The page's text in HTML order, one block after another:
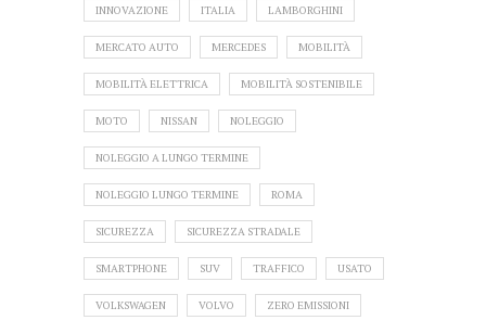
INNOVAZIONE ITALIA LAMBORGHINI
MERCATO AUTO MERCEDES MOBILITÀ
MOBILITÀ ELETTRICA MOBILITÀ SOSTENIBILE
MOTO NISSAN NOLEGGIO
NOLEGGIO A LUNGO TERMINE
NOLEGGIO LUNGO TERMINE ROMA
SICUREZZA SICUREZZA STRADALE
SMARTPHONE SUV TRAFFICO USATO
VOLKSWAGEN VOLVO ZERO EMISSIONI